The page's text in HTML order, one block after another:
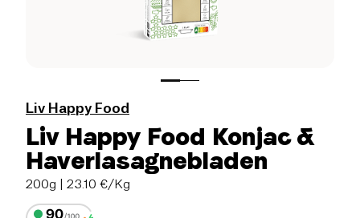
Liv Happy Food
Liv Happy Food Konjac &
Haverlasagnebladen
200g | 23.10 €/Kg